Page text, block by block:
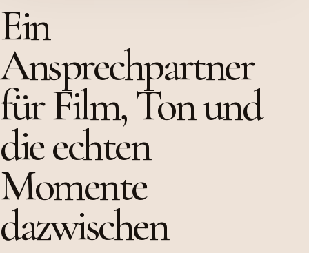
Ein
Ansprechpartner
für Film, Ton und
die echten
Momente
dazwischen